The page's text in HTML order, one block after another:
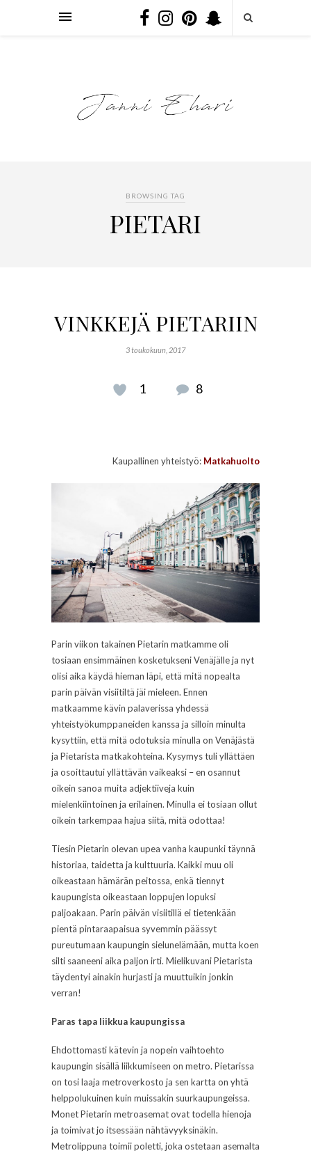
BROWSING TAG
PIETARI
VINKKEJÄ PIETARIIN
3 toukokuun, 2017
1 8
Kaupallinen yhteistyö: Matkahuolto
Parin viikon takainen Pietarin matkamme oli
tosiaan ensimmäinen kosketukseni Venäjälle ja nyt
olisi aika käydä hieman läpi, että mitä nopealta
parin päivän visiitiltä jäi mieleen. Ennen
matkaamme kävin palaverissa yhdessä
yhteistyökumppaneiden kanssa ja silloin minulta
kysyttiin, että mitä odotuksia minulla on Venäjästä
ja Pietarista matkakohteina. Kysymys tuli yllättäen
ja osoittautui yllättävän vaikeaksi – en osannut
oikein sanoa muita adjektiiveja kuin
mielenkiintoinen ja erilainen. Minulla ei tosiaan ollut
oikein tarkempaa hajua siitä, mitä odottaa!
Tiesin Pietarin olevan upea vanha kaupunki täynnä
historiaa, taidetta ja kulttuuria. Kaikki muu oli
oikeastaan hämärän peitossa, enkä tiennyt
kaupungista oikeastaan loppujen lopuksi
paljoakaan. Parin päivän visiitillä ei tietenkään
pientä pintaraapaisua syvemmin päässyt
pureutumaan kaupungin sielunelämään, mutta koen
silti saaneeni aika paljon irti. Mielikuvani Pietarista
täydentyi ainakin hurjasti ja muuttuikin jonkin
verran!
Paras tapa liikkua kaupungissa
Ehdottomasti kätevin ja nopein vaihtoehto
kaupungin sisällä liikkumiseen on metro. Pietarissa
on tosi laaja metroverkosto ja sen kartta on yhtä
helppolukuinen kuin muissakin suurkaupungeissa.
Monet Pietarin metroasemat ovat todella hienoja
ja toimivat jo itsessään nähtävyyksinäkin.
Metrolippuna toimii poletti, joka ostetaan asemalta